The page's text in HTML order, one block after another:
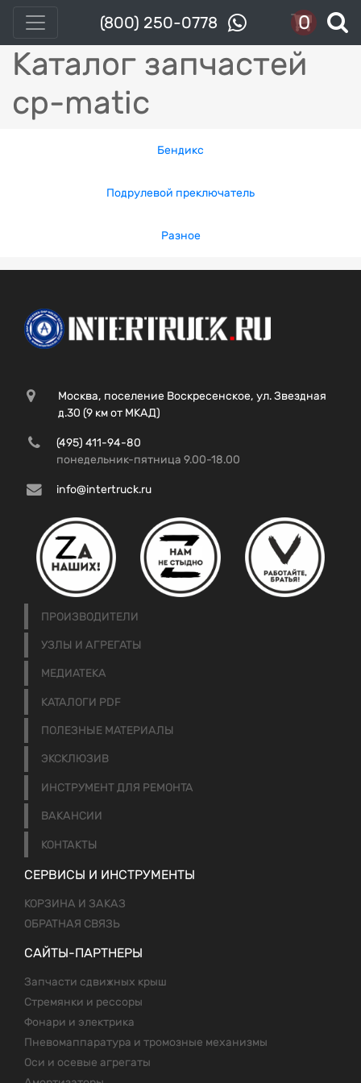
(800) 250-0778 0
Каталог запчастей
cp-matic
Бендикс
Подрулевой преключатель
Разное
Москва, поселение Воскресенское, ул. Звездная
д.30 (9 км от МКАД)
(495) 411-94-80
понедельник-пятница 9.00-18.00
info@intertruck.ru
ПРОИЗВОДИТЕЛИ
УЗЛЫ И АГРЕГАТЫ
МЕДИАТЕКА
КАТАЛОГИ PDF
ПОЛЕЗНЫЕ МАТЕРИАЛЫ
ЭКСКЛЮЗИВ
ИНСТРУМЕНТ ДЛЯ РЕМОНТА
ВАКАНСИИ
КОНТАКТЫ
СЕРВИСЫ И ИНСТРУМЕНТЫ
КОРЗИНА И ЗАКАЗ
ОБРАТНАЯ СВЯЗЬ
САЙТЫ-ПАРТНЕРЫ
Запчасти сдвижных крыш
Стремянки и рессоры
Фонари и электрика
Пневомаппаратура и тромозные механизмы
Оси и осевые агрегаты